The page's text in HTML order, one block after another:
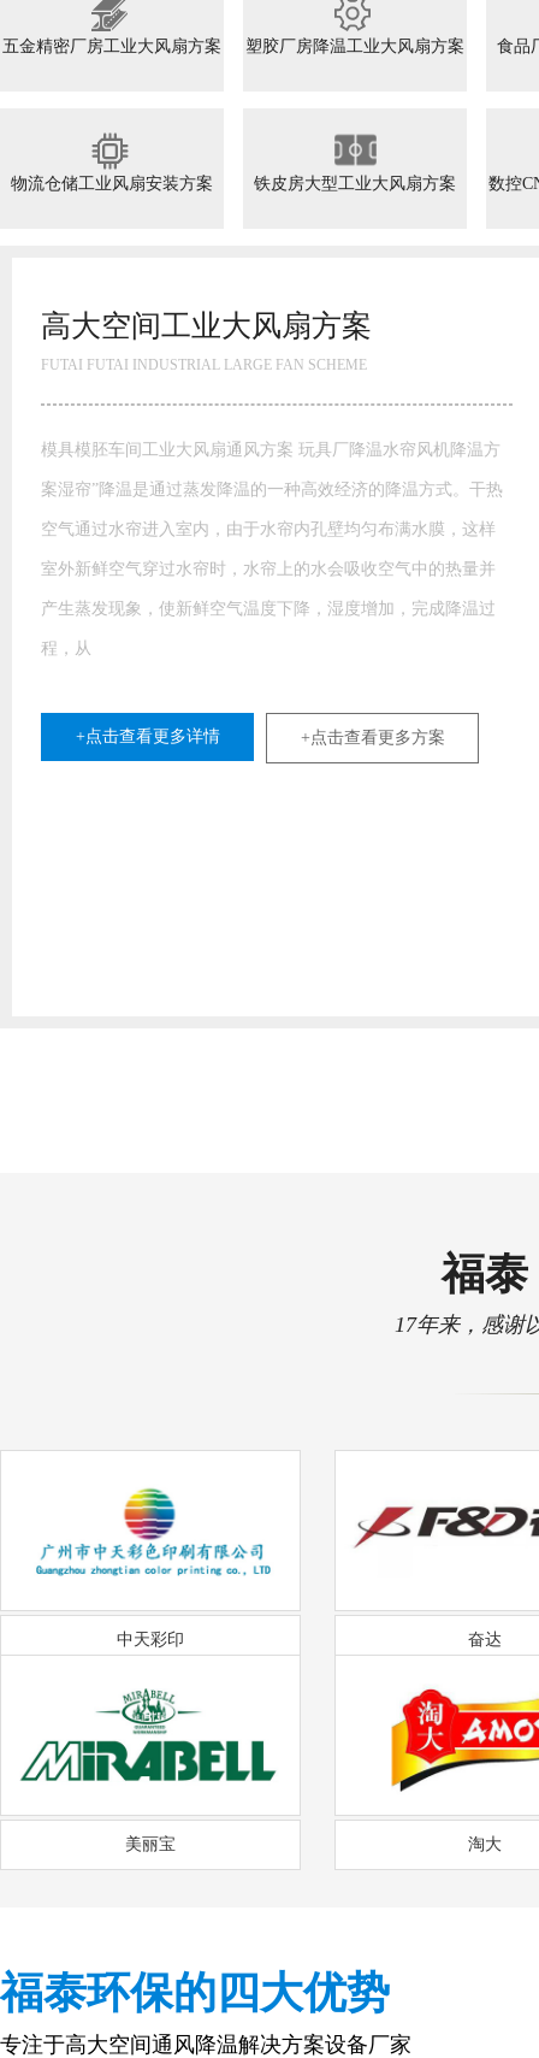
五金精密厂房工业大风扇方案 塑胶厂房降温工业大风扇方案 食品
物流仓储工业风扇安装方案 铁皮房大型工业大风扇方案 数控
高大空间工业大风扇方案
FUTAI FUTAI INDUSTRIAL LARGE FAN SCHEME
模具模胚车间工业大风扇通风方案 玩具厂降温水帘风机降温方
案湿帘”降温是通过蒸发降温的一种高效经济的降温方式。干热
空气通过水帘进入室内，由于水帘内孔壁均匀布满水膜，这样
室外新鲜空气穿过水帘时，水帘上的水会吸收空气中的热量并
产生蒸发现象，使新鲜空气温度下降，湿度增加，完成降温过
程，从
+点击查看更多详情 +点击查看更多方案
福泰
17年来，感谢
中天彩印 奋达
美丽宝 淘大
福泰环保的四大优势
专注于高大空间通风降温解决方案设备厂家